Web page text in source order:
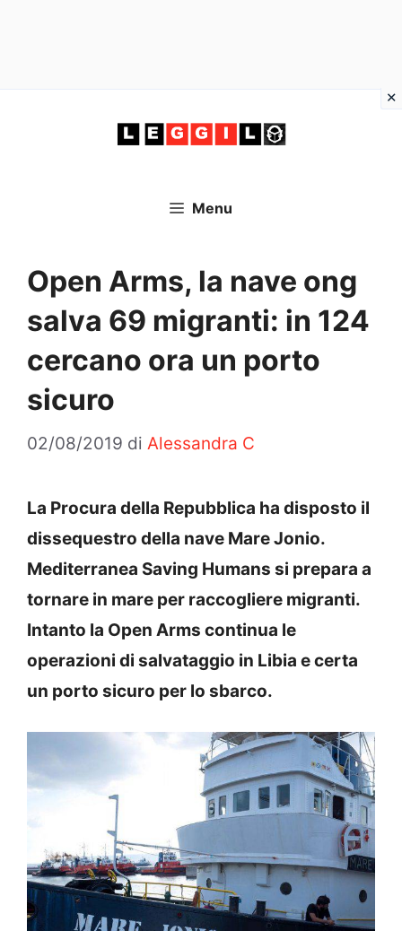
Menu
Open Arms, la nave ong
salva 69 migranti: in 124
cercano ora un porto
sicuro
02/08/2019 di Alessandra C
La Procura della Repubblica ha disposto il
dissequestro della nave Mare Jonio.
Mediterranea Saving Humans si prepara a
tornare in mare per raccogliere migranti.
Intanto la Open Arms continua le
operazioni di salvataggio in Libia e certa
un porto sicuro per lo sbarco.